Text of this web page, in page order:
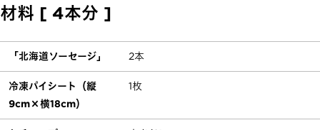
材料 [ 4本分 ]
「北海道ソーセージ」 2本
冷凍パイシート（縦
9cm×横18cm）
1枚